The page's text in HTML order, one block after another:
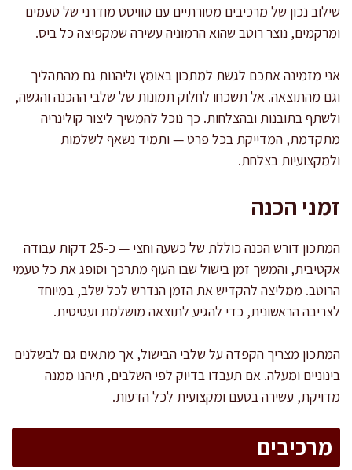
שילוב נכון של מרכיבים מסורתיים עם טוויסט מודרני של טעמים
ומרקמים, נוצר רוטב שהוא הרמוניה עשירה שמקפיצה כל ביס.
אני מזמינה אתכם לגשת למתכון באומץ וליהנות גם מהתהליך
וגם מהתוצאה. אל תשכחו לחלוק תמונות של שלבי ההכנה והגשה,
ולשתף בתובנות ובהצלחות. כך נוכל להמשיך ליצור קולינריה
מתקדמת, המדייקת בכל פרט — ותמיד נשאף לשלמות
ולמקצועיות בצלחת.
זמני הכנה
המתכון דורש הכנה כוללת של כשעה וחצי — כ-25 דקות עבודה
אקטיבית, והמשך זמן בישול שבו העוף מתרכך וסופג את כל טעמי
הרוטב. ממליצה להקדיש את הזמן הנדרש לכל שלב, במיוחד
לצריבה הראשונית, כדי להגיע לתוצאה מושלמת ועסיסית.
המתכון מצריך הקפדה על שלבי הבישול, אך מתאים גם לבשלנים
בינוניים ומעלה. אם תעבדו בדיוק לפי השלבים, תיהנו ממנה
מדויקת, עשירה בטעם ומקצועית לכל הדעות.
מרכיבים